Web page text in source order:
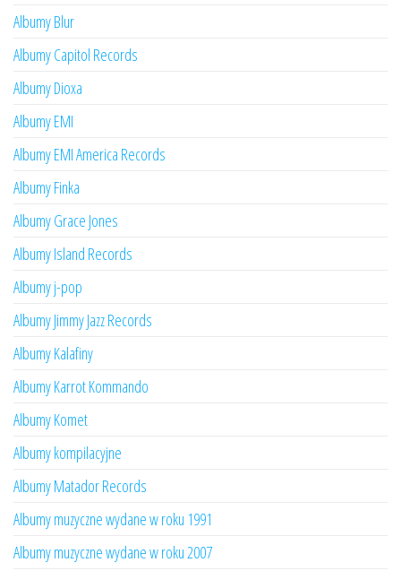
Albumy Blur
Albumy Capitol Records
Albumy Dioxa
Albumy EMI
Albumy EMI America Records
Albumy Finka
Albumy Grace Jones
Albumy Island Records
Albumy j-pop
Albumy Jimmy Jazz Records
Albumy Kalafiny
Albumy Karrot Kommando
Albumy Komet
Albumy kompilacyjne
Albumy Matador Records
Albumy muzyczne wydane w roku 1991
Albumy muzyczne wydane w roku 2007